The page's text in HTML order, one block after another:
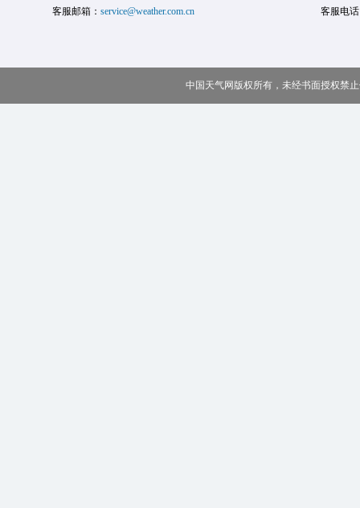
客服邮箱： service@weather.com.cn 客服电
中国天气网版权所有，未经书面授权